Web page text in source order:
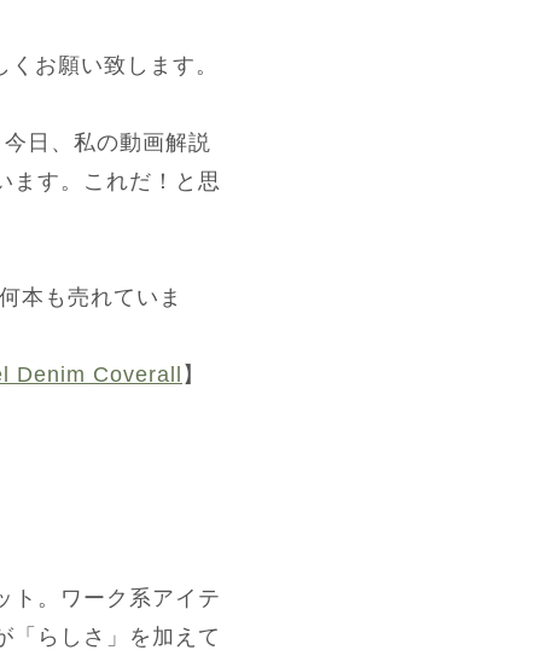
お願い致します。
日、私の動画解説
ます。これだ！と思
本も売れていま
Denim Coverall 】
ト。ワーク系アイテ
「らしさ」を加えて